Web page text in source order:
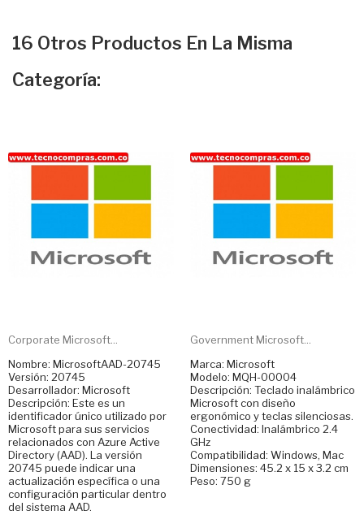
16 Otros Productos En La Misma
Categoría:
Corporate Microsoft...
Nombre: MicrosoftAAD-20745
Versión: 20745
Desarrollador: Microsoft
Descripción: Este es un
identificador único utilizado por
Microsoft para sus servicios
relacionados con Azure Active
Directory (AAD). La versión
20745 puede indicar una
actualización específica o una
configuración particular dentro
del sistema AAD.
Government Microsoft...
Marca: Microsoft
Modelo: MQH-00004
Descripción: Teclado inalámbrico
Microsoft con diseño
ergonómico y teclas silenciosas.
Conectividad: Inalámbrico 2.4
GHz
Compatibilidad: Windows, Mac
Dimensiones: 45.2 x 15 x 3.2 cm
Peso: 750 g